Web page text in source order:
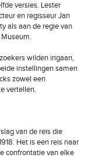
versies. Lester
en regisseur Jan
als aan de regie van
wilden ingaan,
instellingen samen
zowel een
vertellen.
van de reis die
Het is een reis naar
confrontatie van elke